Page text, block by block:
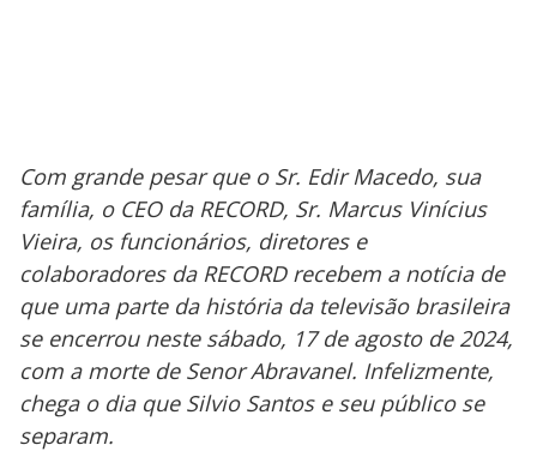
Com grande pesar que o Sr. Edir Macedo, sua
família, o CEO da RECORD, Sr. Marcus Vinícius
Vieira, os funcionários, diretores e
colaboradores da RECORD recebem a notícia de
que uma parte da história da televisão brasileira
se encerrou neste sábado, 17 de agosto de 2024,
com a morte de Senor Abravanel. Infelizmente,
chega o dia que Silvio Santos e seu público se
separam.